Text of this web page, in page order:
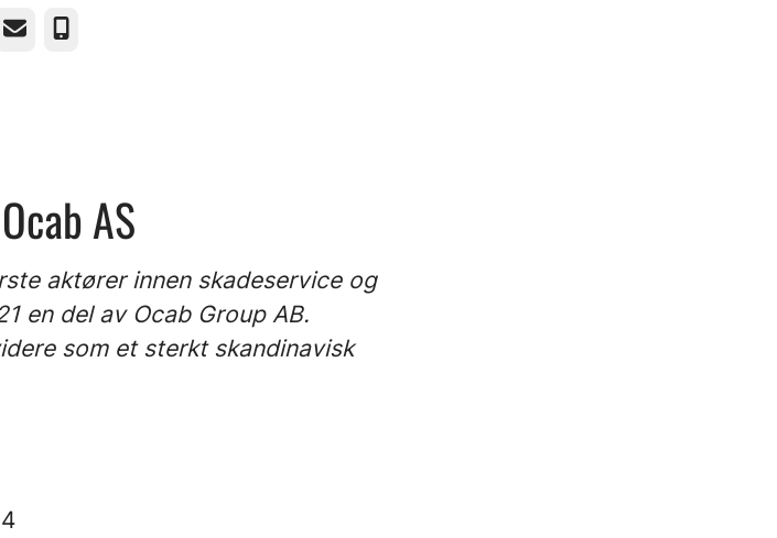
E-postTelefonnummer
AS
aktører innen skadeservice og
en del av Ocab Group AB.
som et sterkt skandinavisk